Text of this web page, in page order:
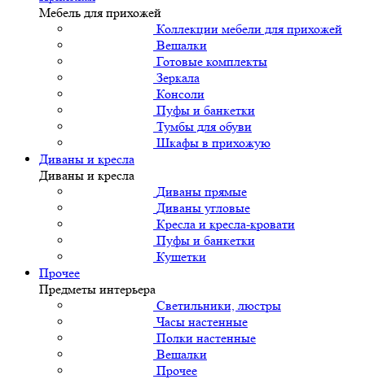
Мебель для прихожей
Коллекции мебели для прихожей
Вешалки
Готовые комплекты
Зеркала
Консоли
Пуфы и банкетки
Тумбы для обуви
Шкафы в прихожую
Диваны и кресла
Диваны и кресла
Диваны прямые
Диваны угловые
Кресла и кресла-кровати
Пуфы и банкетки
Кушетки
Прочее
Предметы интерьера
Светильники, люстры
Часы настенные
Полки настенные
Вешалки
Прочее